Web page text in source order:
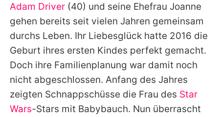
Datenschutzerklärung
Nutzungsbedingungen
Utiq verwalten
Adam Driver (40) und seine Ehefrau Joanne
gehen bereits seit vielen Jahren gemeinsam
durchs Leben. Ihr Liebesglück hatte 2016 die
Geburt ihres ersten Kindes perfekt gemacht.
Doch ihre Familienplanung war damit noch
nicht abgeschlossen. Anfang des Jahres
zeigten Schnappschüsse die Frau des Star
Wars-Stars mit Babybauch. Nun überrascht